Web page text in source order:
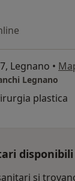
Legnano •
Legnano
plastica
disponibili
si